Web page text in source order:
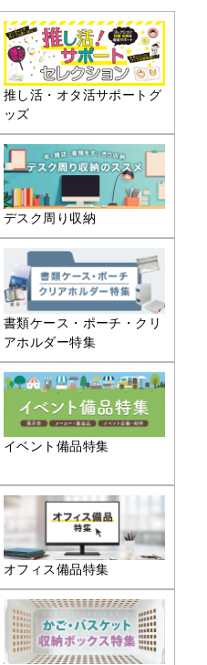
推し活・オタ活サポートグ
ッズ
デスク周り収納
書類ケース・ポーチ・クリ
アホルダー特集
イベント備品特集
オフィス備品特集